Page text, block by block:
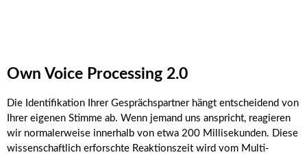
Own Voice Processing 2.0
Die Identifikation Ihrer Gesprächspartner hängt entscheidend von
Ihrer eigenen Stimme ab. Wenn jemand uns anspricht, reagieren
wir normalerweise innerhalb von etwa 200 Millisekunden. Diese
wissenschaftlich erforschte Reaktionszeit wird vom Multi-